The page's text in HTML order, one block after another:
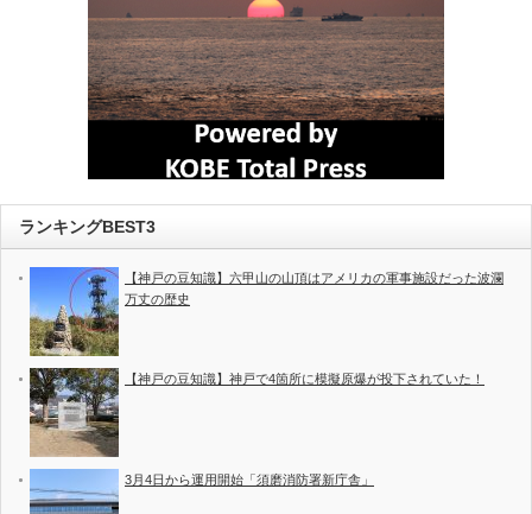
ランキングBEST3
【神戸の豆知識】六甲山の山頂はアメリカの軍事施設だった波瀾
万丈の歴史
【神戸の豆知識】神戸で4箇所に模擬原爆が投下されていた！
3月4日から運用開始「須磨消防署新庁舎」